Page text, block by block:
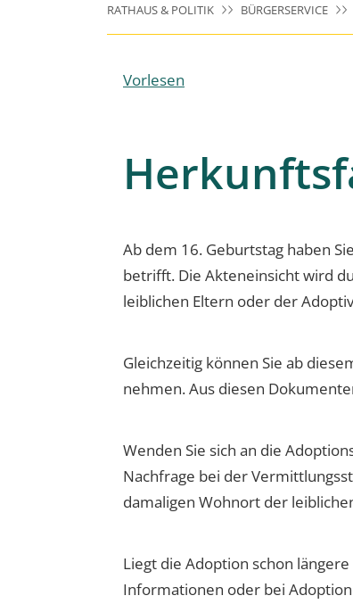
RATHAUS & POLITIK BÜRGERSERVICE
Vorlesen
Ab dem 16. Geburtstag haben
betrifft. Die Akteneinsicht wird
leiblichen Eltern oder der
Gleichzeitig können Sie ab
nehmen. Aus diesen
Wenden Sie sich an die
Nachfrage bei der
damaligen Wohnort der
Liegt die Adoption schon
Informationen oder bei